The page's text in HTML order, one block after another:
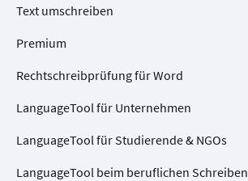
Text umschreiben
Premium
Rechtschreibprüfung für Word
LanguageTool für Unternehmen
LanguageTool für Studierende & NGOs
LanguageTool beim beruflichen Schreiben